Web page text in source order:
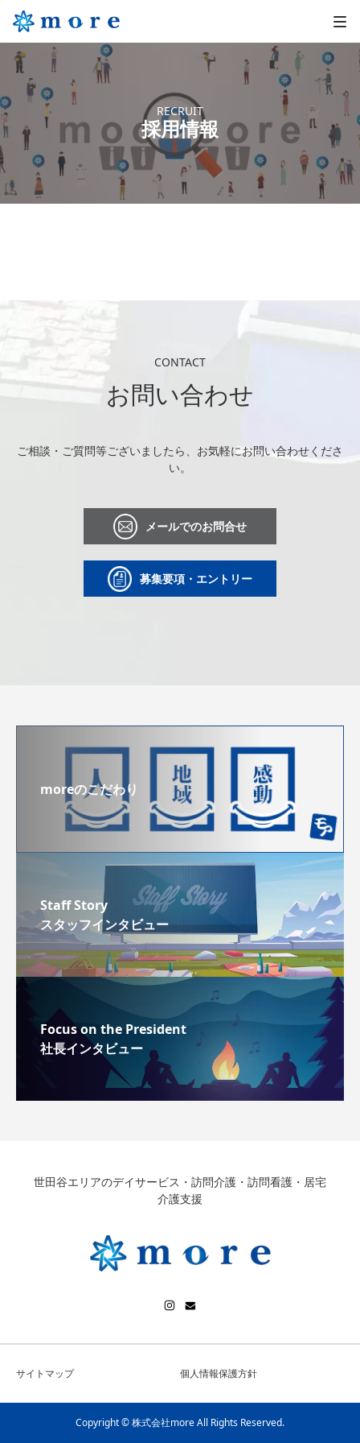
RECRUIT
採用情報
CONTACT
お問い合わせ
ご相談・ご質問等ございましたら、お気軽にお問い合わせくださ
い。
メールでのお問合せ
募集要項・エントリー
moreのこだわり
Staff Story
スタッフインタビュー
Focus on the President
社長インタビュー
世田谷エリアのデイサービス・訪問介護・訪問看護・居宅
介護支援
サイトマップ 個人情報保護方針
Copyright © 株式会社more All Rights Reserved.